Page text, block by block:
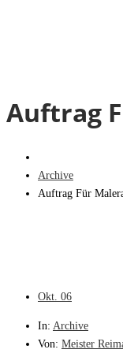
Auftrag
Archive
Auftrag Für
Okt. 06
In: Archive
Von: Meister